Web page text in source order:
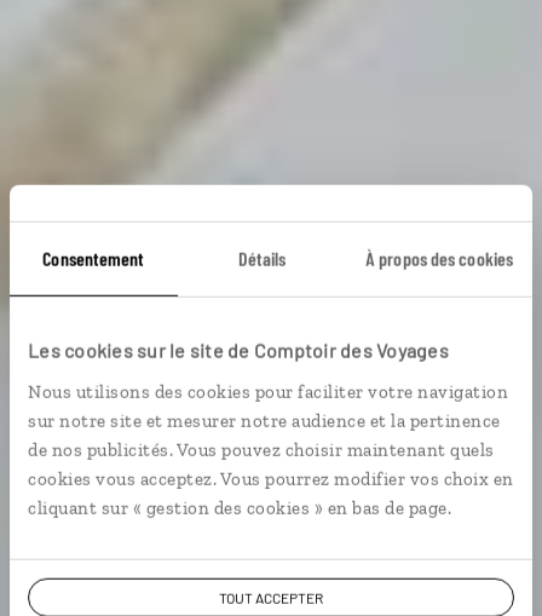
Consentement Détails À propos des cookies
Les cookies sur le site de Comptoir des Voyages
Nous utilisons des cookies pour faciliter votre navigation
sur notre site et mesurer notre audience et la pertinence
de nos publicités. Vous pouvez choisir maintenant quels
cookies vous acceptez. Vous pourrez modifier vos choix en
cliquant sur « gestion des cookies » en bas de page.
TOUT ACCEPTER
Tuques et boules de
neige
Autotour canadien en famille : Montréal, Sainte-
Christine-d ’Auvergne, Québec.
En famille
Voir les 544 avis sur les voyages au Canada